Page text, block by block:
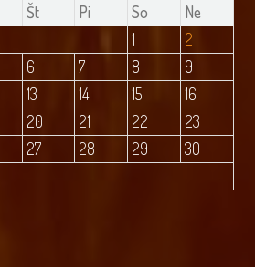
Št Pi So
Ne
1
2
6 7 8
9
13 14 15
16
20 21 22
23
27 28 29
30